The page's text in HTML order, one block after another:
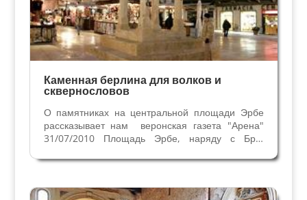
Каменная берлина для волков и
сквернословов
О памятниках на центральной площади Эрбе
рассказывает нам веронская газета "Арена"
31/07/2010 Площадь Эрбе, наряду с Бра,
не менее, здесь тоже можно найти
площади находится каменная...